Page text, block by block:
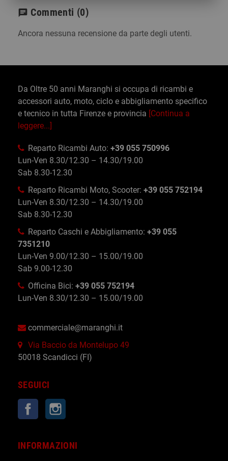
chat Commenti (0)
Ancora nessuna recensione da parte degli utenti.
Da Oltre 50 anni Maranghi si occupa di ricambi e
accessori auto, moto, ciclo e abbigliamento specifico
e tecnico in tutta Firenze e provincia [Continua a
leggere...]
Reparto Ricambi Auto: +39 055 750996
Lun-Ven 8.30/12.30 – 14.30/19.00
Sab 8.30-12.30
Reparto Ricambi Moto, Scooter: +39 055 752194
Lun-Ven 8.30/12.30 – 14.30/19.00
Sab 8.30-12.30
Reparto Caschi e Abbigliamento: +39 055
7351210
Lun-Ven 9.00/12.30 – 15.00/19.00
Sab 9.00-12.30
Officina Bici: +39 055 752194
Lun-Ven 8.30/12.30 – 15.00/19.00
commerciale@maranghi.it
Via Baccio da Montelupo 49
50018 Scandicci (FI)
SEGUICI
Facebook
INFORMAZIONI